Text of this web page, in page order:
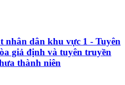
nhân dân khu vực 1 - Tuyên
giả định và tuyên truyền
thành niên